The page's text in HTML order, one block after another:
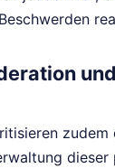
und
zudem
dieser